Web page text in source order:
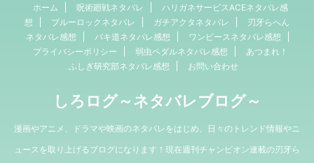
ホーム 呪術廻戦ネタバレ
ハリガネサービスACEネタバレ感
想
ブルーロックネタバレ ガチアクタネタバレ
刃牙らへん
ネタバレ感想
バキ道ネタバレ感想
ワンピースネタバレ感想
プライバシーポリシー
弱虫ペダルネタバレ感想
あつまれ！
ふしぎ研究部ネタバレ感想
お問い合わせ
しろログ～ネタバレブログ～
漫画やアニメ、ドラマや映画のネタバレをはじめ、日々のトレンド情報やニ
ュースを取り上げるブログになります！現在週刊チャンピオン連載の刃牙ら